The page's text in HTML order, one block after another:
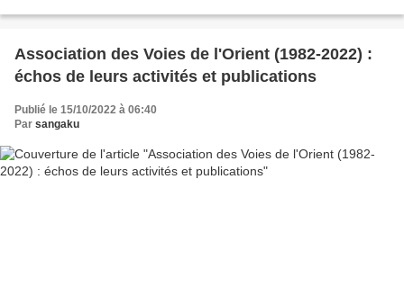
Association des Voies de l'Orient (1982-2022) :
échos de leurs activités et publications
Publié le 15/10/2022 à 06:40
Par sangaku